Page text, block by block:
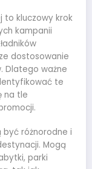
to kluczowy krok
kampanii
dostosowanie
Dlatego ważne
te
na tle
być różnorodne i
Mogą
parki